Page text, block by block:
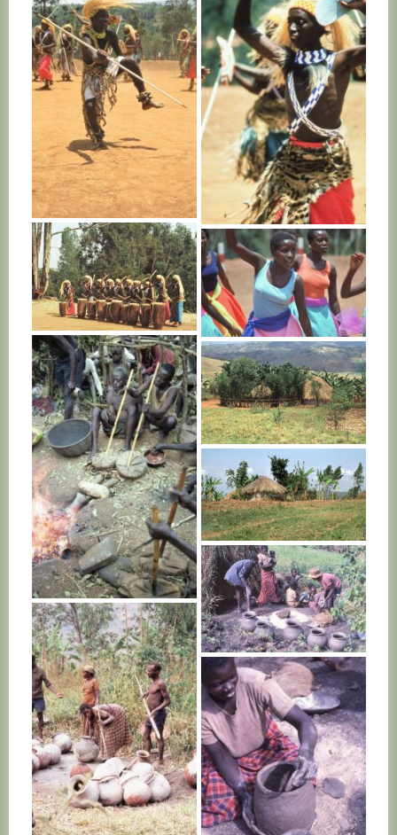
RWANDA
RWANDA
RWANDA RWANDA
RWANDA
RWANDA
RWANDA
RWANDA